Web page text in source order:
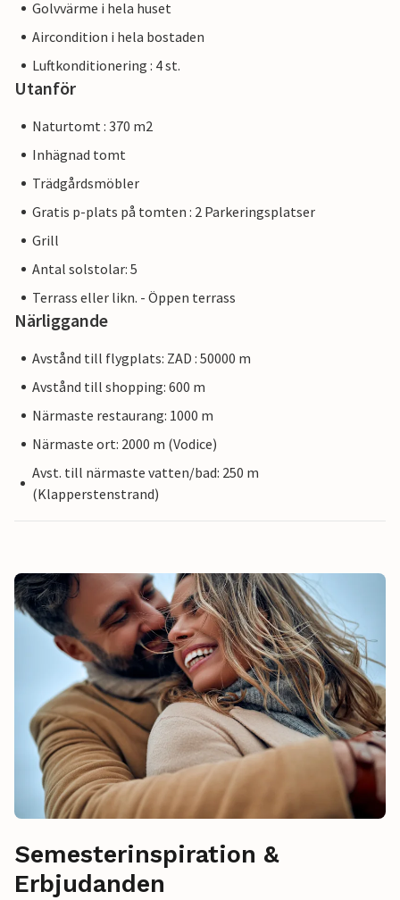
Golvvärme i hela huset
Aircondition i hela bostaden
Luftkonditionering : 4 st.
Utanför
Naturtomt : 370 m2
Inhägnad tomt
Trädgårdsmöbler
Gratis p-plats på tomten : 2 Parkeringsplatser
Grill
Antal solstolar: 5
Terrass eller likn. - Öppen terrass
Närliggande
Avstånd till flygplats: ZAD : 50000 m
Avstånd till shopping: 600 m
Närmaste restaurang: 1000 m
Närmaste ort: 2000 m (Vodice)
Avst. till närmaste vatten/bad: 250 m
(Klapperstenstrand)
Semesterinspiration &
Erbjudanden